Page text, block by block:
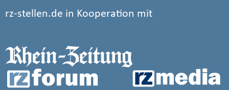
rz-stellen.de in Kooperation mit